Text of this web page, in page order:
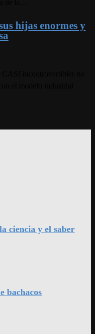
hijas enormes y
ciencia y el saber
bachacos